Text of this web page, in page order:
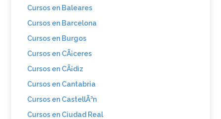
Cursos en Baleares
Cursos en Barcelona
Cursos en Burgos
Cursos en CÃ¡ceres
Cursos en CÃ¡diz
Cursos en Cantabria
Cursos en CastellÃ³n
Cursos en Ciudad Real